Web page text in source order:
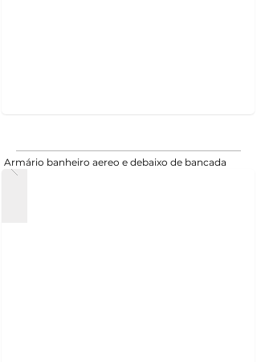
Armário banheiro aereo e debaixo de bancada